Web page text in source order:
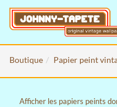
Boutique Papier peint
Afficher les papiers peints